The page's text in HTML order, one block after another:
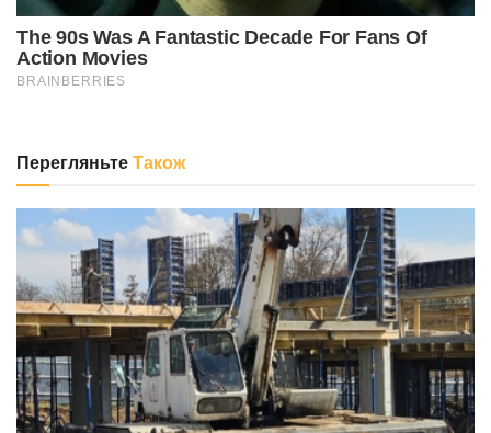
ПерегляньтеТакож